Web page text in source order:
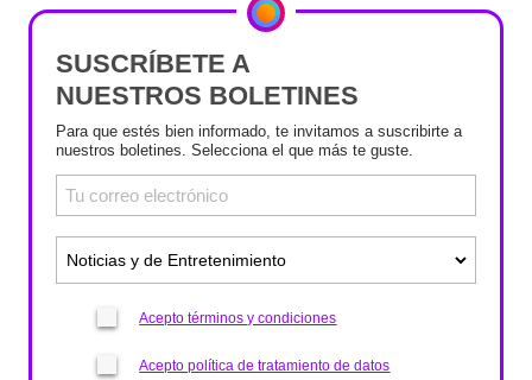
SUSCRÍBETE A
NUESTROS BOLETINES
Para que estés bien informado, te invitamos a suscribirte a
nuestros boletines. Selecciona el que más te guste.
Acepto términos y condiciones
Acepto política de tratamiento de datos